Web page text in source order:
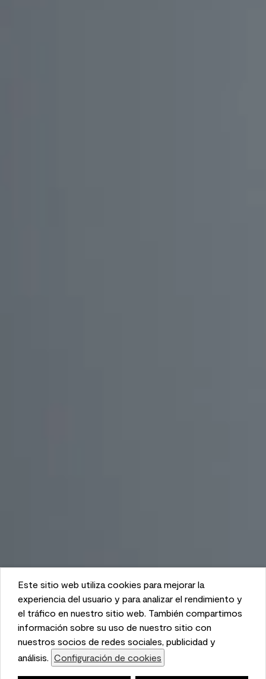
This website uses cookies to enhance user experience
and to analyze performance and traffic on our website.
We also share information about your use of our site
with our social media, advertising, and analytics
partners. Cookie Settings
Este sitio web utiliza cookies para mejorar la
experiencia del usuario y para analizar el rendimiento y
el tráfico en nuestro sitio web. También compartimos
información sobre su uso de nuestro sitio con
nuestros socios de redes sociales, publicidad y
análisis. Configuración de cookies